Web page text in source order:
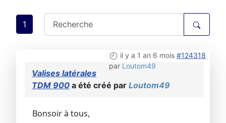
1
il y a 1 an 6 mois #124318
par Loutom49
Valises latérales
TDM 900 a été créé par Loutom49
Bonsoir à tous,